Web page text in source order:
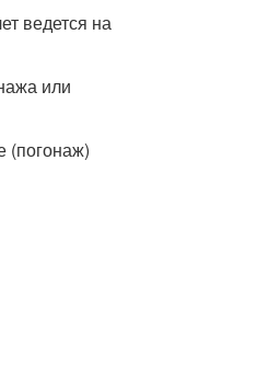
ведется на
или
(погонаж)